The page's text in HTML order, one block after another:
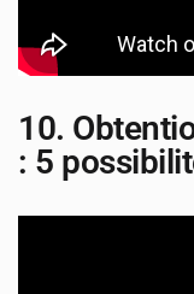
10.
: 5